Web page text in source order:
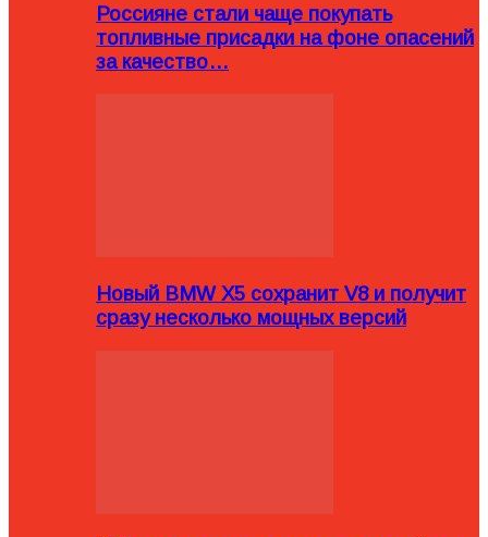
Россияне стали чаще покупать
топливные присадки на фоне опасений
за качество…
Новый BMW X5 сохранит V8 и получит
сразу несколько мощных версий